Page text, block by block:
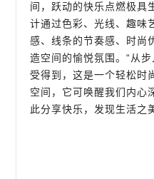
间，跃动的快乐点燃极具
计通过色彩、光线、趣味
感、线条的节奏感、时尚
造空间的愉悦氛围。“从
受得到，这是一个轻松时
空间，它可唤醒我们内心
此分享快乐，发现生活之